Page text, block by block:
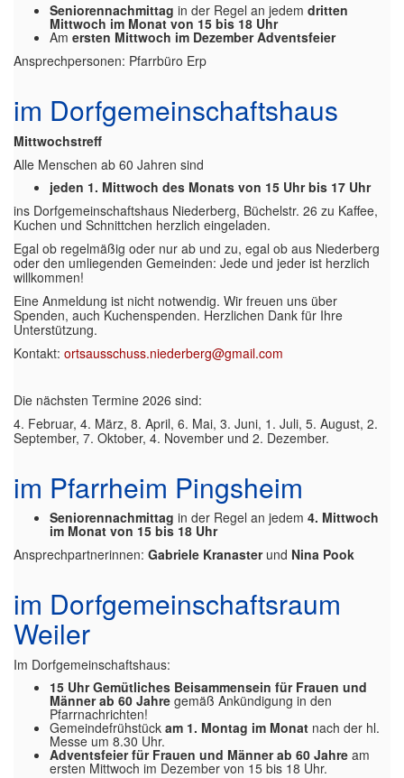
Seniorennachmittag in der Regel an jedem dritten
Mittwoch im Monat von 15 bis 18 Uhr
Am ersten Mittwoch im Dezember Adventsfeier
Ansprechpersonen: Pfarrbüro Erp
im Dorfgemeinschaftshaus
Mittwochstreff
Alle Menschen ab 60 Jahren sind
jeden 1. Mittwoch des Monats von 15 Uhr bis 17 Uhr
ins Dorfgemeinschaftshaus Niederberg, Büchelstr. 26 zu Kaffee,
Kuchen und Schnittchen herzlich eingeladen.
Egal ob regelmäßig oder nur ab und zu, egal ob aus Niederberg
oder den umliegenden Gemeinden: Jede und jeder ist herzlich
willkommen!
Eine Anmeldung ist nicht notwendig. Wir freuen uns über
Spenden, auch Kuchenspenden. Herzlichen Dank für Ihre
Unterstützung.
Kontakt: ortsausschuss.niederberg@gmail.com
Die nächsten Termine 2026 sind:
4. Februar, 4. März, 8. April, 6. Mai, 3. Juni, 1. Juli, 5. August, 2.
September, 7. Oktober, 4. November und 2. Dezember.
im Pfarrheim Pingsheim
Seniorennachmittag in der Regel an jedem 4. Mittwoch
im Monat von 15 bis 18 Uhr
Ansprechpartnerinnen: Gabriele Kranaster und Nina Pook
im Dorfgemeinschaftsraum
Weiler
Im Dorfgemeinschaftshaus:
15 Uhr Gemütliches Beisammensein für Frauen und
Männer ab 60 Jahre gemäß Ankündigung in den
Pfarrnachrichten!
Gemeindefrühstück am 1. Montag im Monat nach der hl.
Messe um 8.30 Uhr.
Adventsfeier für Frauen und Männer ab 60 Jahre am
ersten Mittwoch im Dezember von 15 bis 18 Uhr.